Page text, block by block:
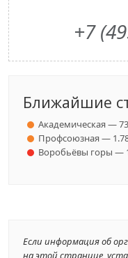
+7
Ближайшие
Академическая —
Профсоюзная —
Воробьёвы горы —
Если информация об
на этой странице,